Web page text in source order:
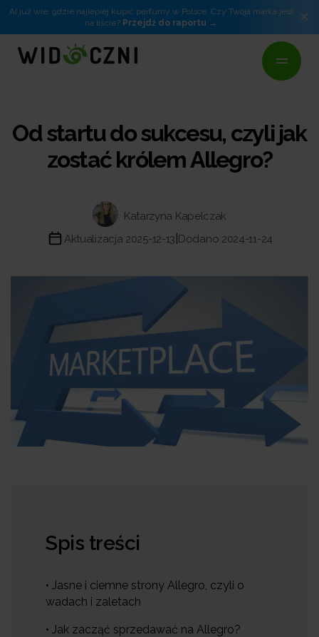
AI już wie, gdzie najlepiej kupić perfumy w Polsce. Czy Twoja marka jest
na liście? Przejdź do raportu ×
Od startu do sukcesu, czyli jak
zostać królem Allegro?
Katarzyna Kapelczak
Aktualizacja 2025-12-13 Dodano 2024-11-24
Spis treści
• Jasne i ciemne strony Allegro, czyli o
wadach i zaletach
• Jak zacząć sprzedawać na Allegro?